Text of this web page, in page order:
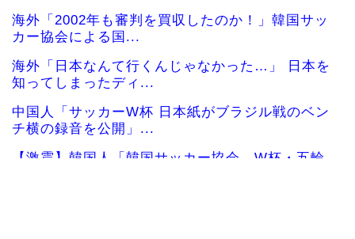
海外「2002年も審判を買収したのか！」韓国サッ
カー協会による国...
海外「日本なんて行くんじゃなかった…」 日本を
知ってしまったディ...
中国人「サッカーW杯 日本紙がブラジル戦のベン
チ横の録音を公開」...
【激震】韓国人「韓国サッカー協会、W杯・五輪